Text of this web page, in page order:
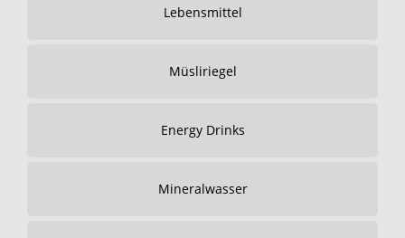
Lebensmittel
Müsliriegel
Energy Drinks
Mineralwasser